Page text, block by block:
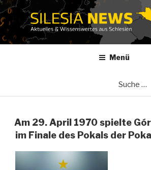
Zum
Inhalt
springen
Menü
Am 29. April 1970 spielte
im Finale des Pokals der